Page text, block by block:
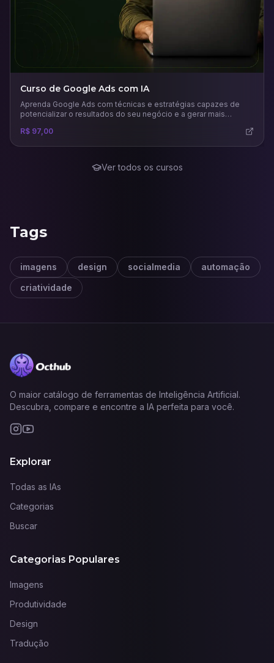
Curso de Google Ads com IA
Aprenda Google Ads com técnicas e estratégias capazes de
potencializar o resultados do seu negócio e a gerar mais
R$ 97,00
Ver todos os cursos
Tags
imagens design socialmedia
automação
criatividade
O maior catálogo de ferramentas de Inteligência Artificial.
Descubra, compare e encontre a IA perfeita para você.
Explorar
Todas as IAs
Categorias
Buscar
Categorias Populares
Imagens
Produtividade
Design
Tradução